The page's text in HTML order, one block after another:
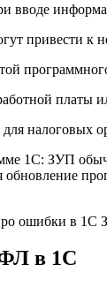
привести к
платы
налоговых
1C: ЗУП
ошибки в 1C
в 1С